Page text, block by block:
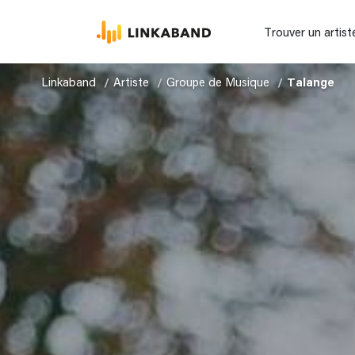
Trouver un
Linkaband Artiste Groupe de Musique Talange